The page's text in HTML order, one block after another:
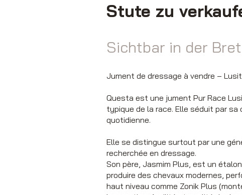
Stute zu
Sichtbar in der
Jument de dressage à vendre –
Questa est une jument Pur Race
typique de la race. Elle séduit par
quotidienne.
Elle se distingue surtout par une
recherchée en dressage.
Son père, Jasmim Plus, est un
produire des chevaux modernes,
haut niveau comme Zonik Plus